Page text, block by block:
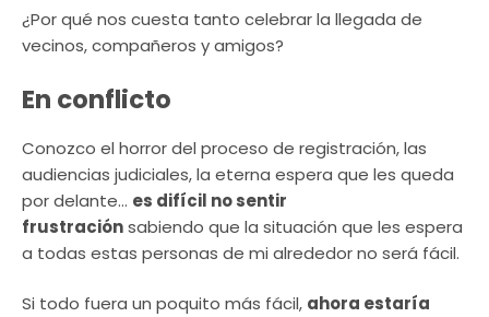
¿Por qué nos cuesta tanto celebrar la llegada de
vecinos, compañeros y amigos?
En conflicto
Conozco el horror del proceso de registración, las
audiencias judiciales, la eterna espera que les queda
por delante… es difícil no sentir
frustraciónsabiendo que la situación que les espera
a todas estas personas de mi alrededor no será fácil.
Si todo fuera un poquito más fácil, ahora estaría